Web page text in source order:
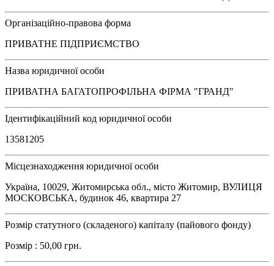
Організаційно-правова форма
ПРИВАТНЕ ПІДПРИЄМСТВО
Назва юридичної особи
ПРИВАТНА БАГАТОПРОФІЛЬНА ФІРМА "ГРАНД"
Ідентифікаційний код юридичної особи
13581205
Місцезнаходження юридичної особи
Україна, 10029, Житомирська обл., місто Житомир, ВУЛИЦЯ
МОСКОВСЬКА, будинок 46, квартира 27
Розмір статутного (складеного) капіталу (пайового фонду)
Розмір : 50,00 грн.